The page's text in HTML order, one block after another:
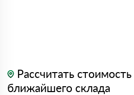
Рассчитать
ближайшего склада